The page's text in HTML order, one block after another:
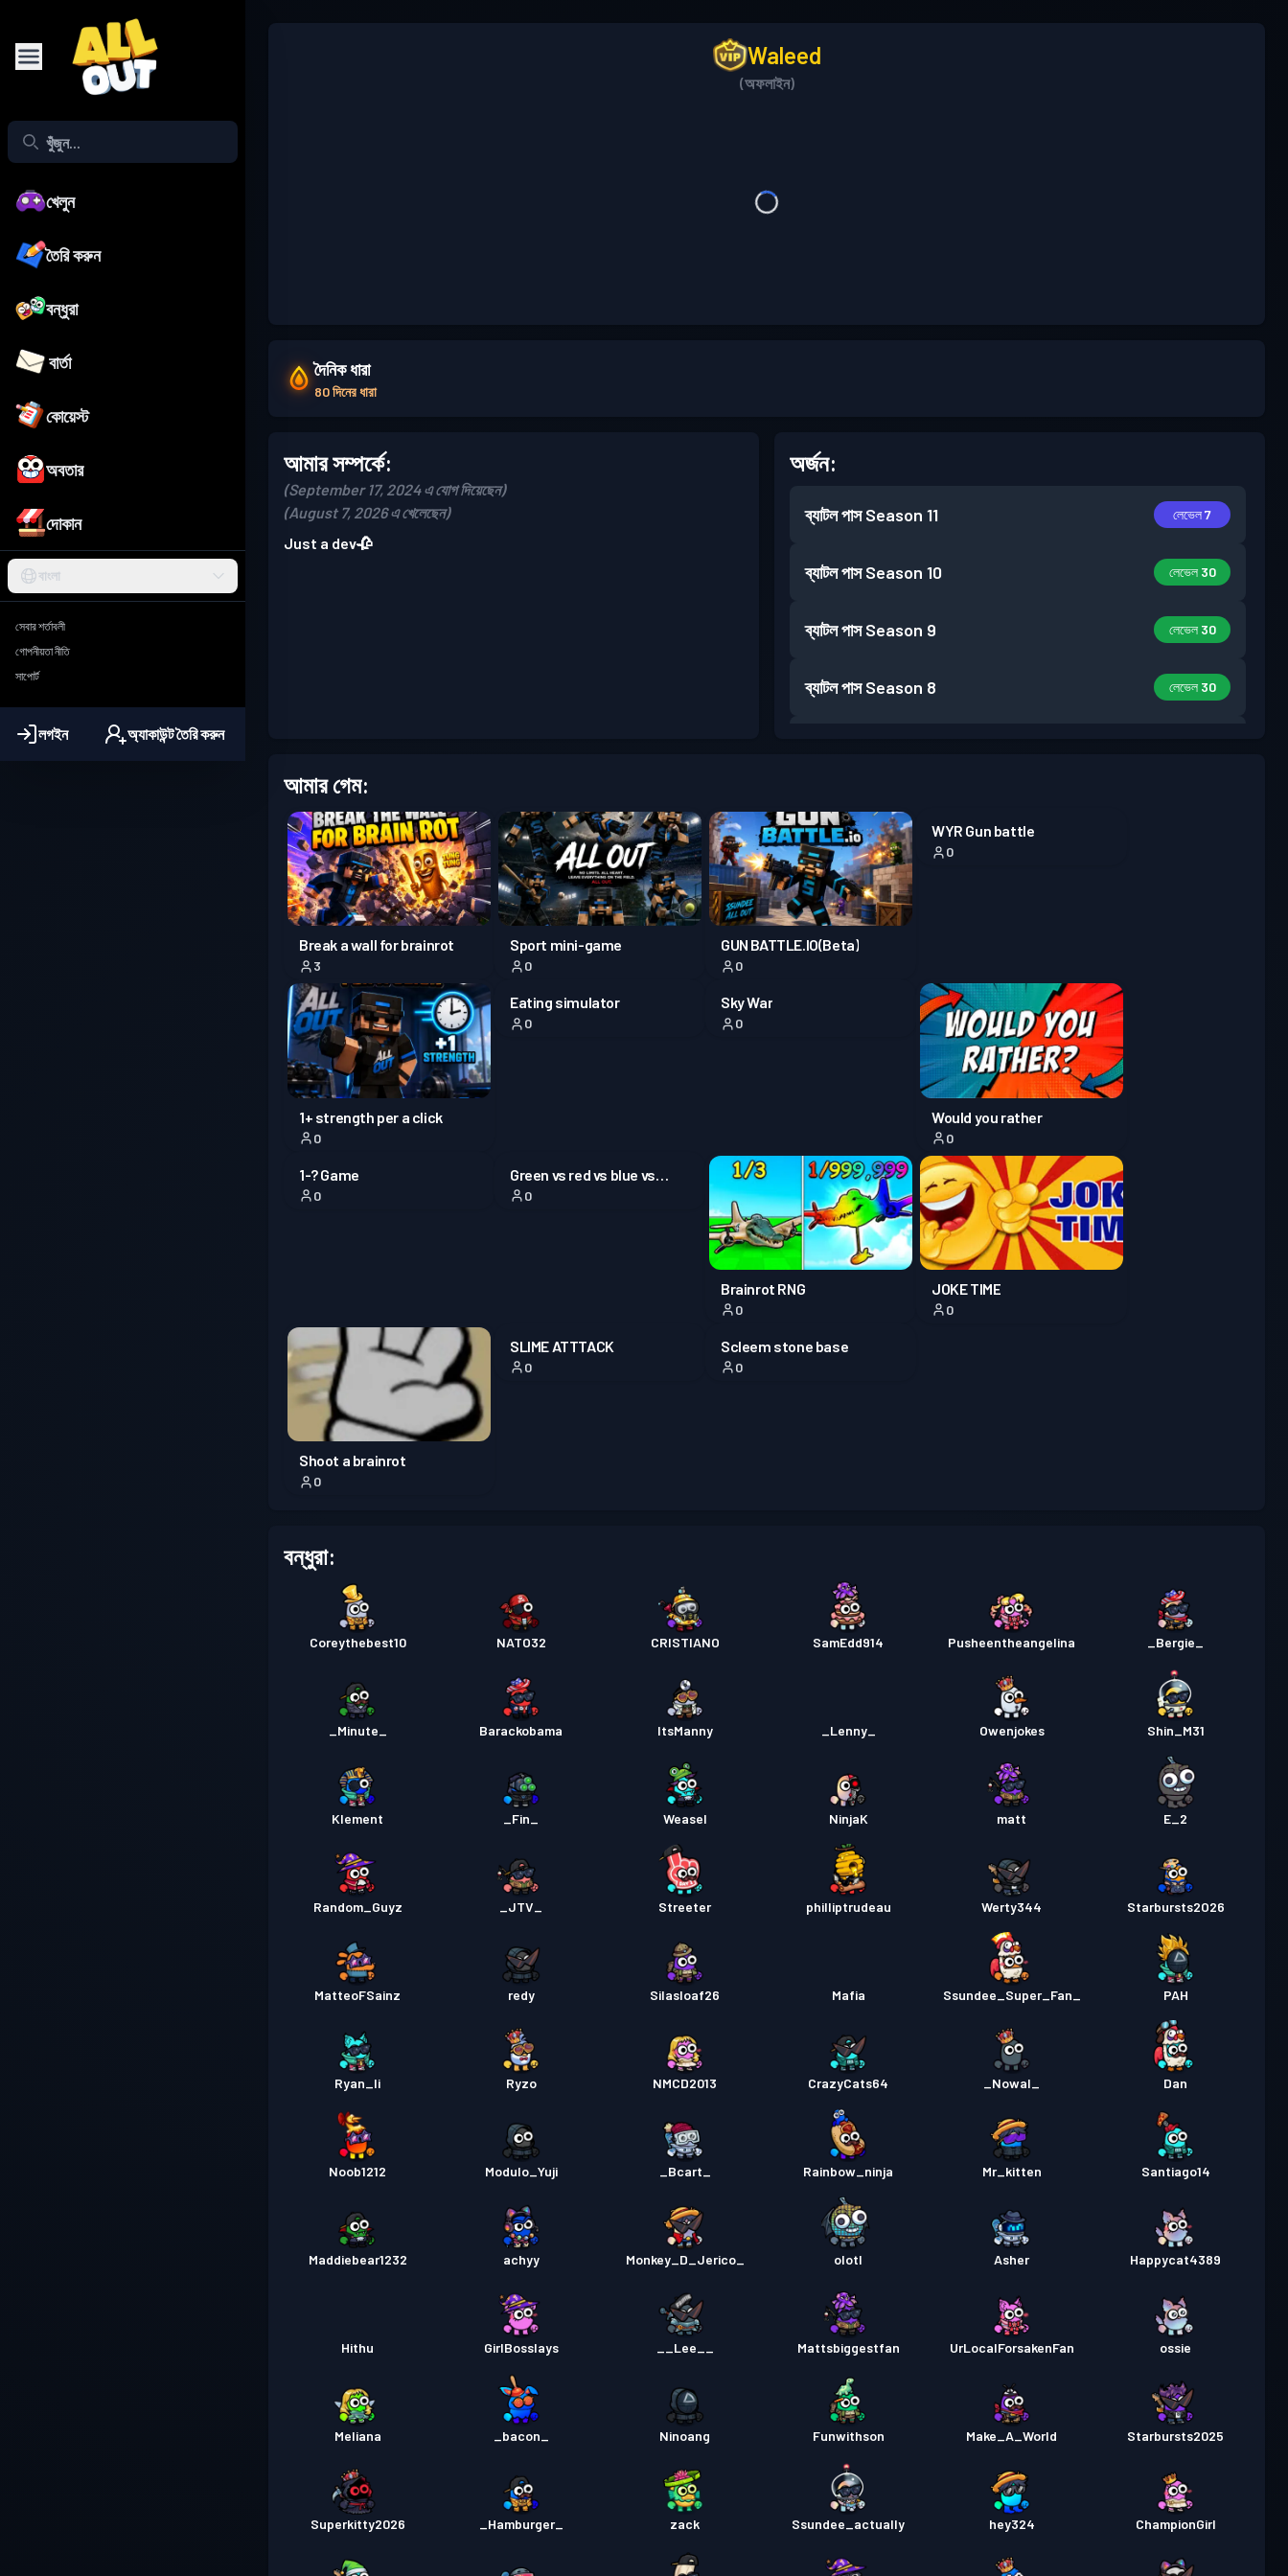
খেলুন
তৈরি করুন
বন্ধুরা
বার্তা
কোয়েস্ট
অবতার
দোকান
বাংলা
সেবার শর্তাবলী
গোপনীয়তা নীতি
সাপোর্ট
লগইন অ্যাকাউন্ট তৈরি করুন
Waleed
(অফলাইন)
দৈনিক ধারা
80 দিনের ধারা
আমার সম্পর্কে:
(September 17, 2024 এ যোগ দিয়েছেন)
(August 7, 2026 এ খেলেছেন)
Just a dev🥀
অর্জন:
ব্যাটল পাস Season 11 লেভেল 7
ব্যাটল পাস Season 10 লেভেল 30
ব্যাটল পাস Season 9 লেভেল 30
ব্যাটল পাস Season 8 লেভেল 30
ব্যাটল পাসSeason 5
ব্যাটল পাসSeason 4
Season 2
Season 1
আমার গেম:
Break a wall for brainrot
3
Sport mini-game
0
GUN BATTLE.IO(Beta)
0
WYR Gun battle
0
1+ strength per a click
0
Eating simulator
0
Sky War
0
Would you rather
0
1-? Game
0
Green vs red vs blue vs
yellow
0
Brainrot RNG
0
JOKE TIME
0
Shoot a brainrot
0
SLIME ATTTACK
0
Scleem stone base
0
বন্ধুরা:
Coreythebest10 NATO32 CRISTIANO SamEdd914 Pusheentheangelina _Bergie_
_Minute_ Barackobama ItsManny _Lenny_ Owenjokes Shin_M31
Klement _Fin_ Weasel NinjaK matt E_2
Random_Guyz _JTV_ Streeter philliptrudeau Werty344 Starbursts2O26
MatteoFSainz redy Silasloaf26 Mafia Ssundee_Super_Fan_ PAH
Ryan_li Ryzo NMCD2013 CrazyCats64 _Nowal_ Dan
Noob1212 Modulo_Yuji _Bcart_ Rainbow_ninja Mr_kitten Santiago14
Maddiebear1232 achyy Monkey_D_Jerico_ olotl Asher Happycat4389
Hithu GirlBosslays __Lee__ Mattsbiggestfan UrLocalForsakenFan ossie
Meliana _bacon_ Ninoang Funwithson Make_A_World Starbursts2025
Superkitty2026 _Hamburger_ zack Ssundee_actually hey324 ChampionGirl